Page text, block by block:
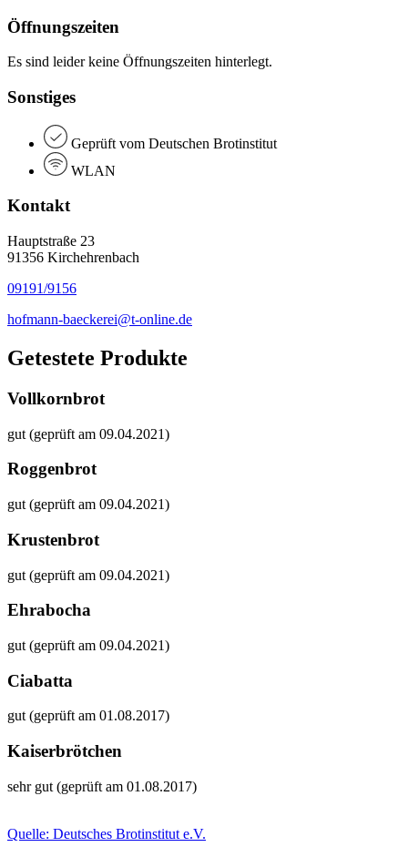
Öffnungszeiten
Es sind leider keine Öffnungszeiten hinterlegt.
Sonstiges
Geprüft vom Deutschen Brotinstitut
WLAN
Kontakt
Hauptstraße 23
91356 Kirchehrenbach
09191/9156
hofmann-baeckerei@t-online.de
Getestete Produkte
Vollkornbrot
gut (geprüft am 09.04.2021)
Roggenbrot
gut (geprüft am 09.04.2021)
Krustenbrot
gut (geprüft am 09.04.2021)
Ehrabocha
gut (geprüft am 09.04.2021)
Ciabatta
gut (geprüft am 01.08.2017)
Kaiserbrötchen
sehr gut (geprüft am 01.08.2017)
Quelle: Deutsches Brotinstitut e.V.